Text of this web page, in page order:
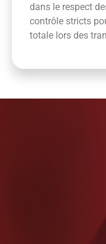
dans le respect
contrôle stricts
totale lors des